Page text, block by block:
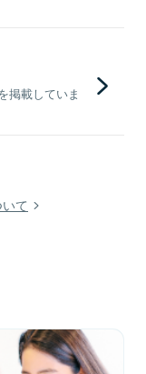
掲載していま
て